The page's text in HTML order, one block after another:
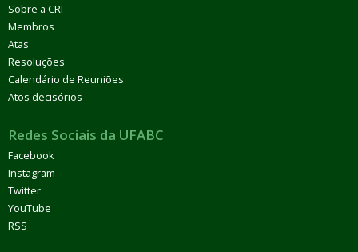
Sobre a CRI
Membros
Atas
Resoluções
Calendário de Reuniões
Atos decisórios
Redes Sociais da UFABC
Facebook
Instagram
Twitter
YouTube
RSS